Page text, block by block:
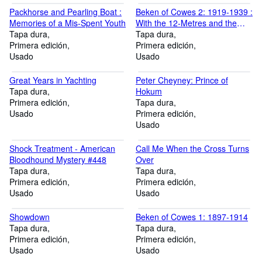
Packhorse and Pearling Boat :
Memories of a Mis-Spent Youth
Tapa dura
Primera edición
Usado
Beken of Cowes 2: 1919-1939 :
With the 12-Metres and the
America's Cup and One
Designs and the Metre Boats
Tapa dura
Primera edición
Usado
Great Years in Yachting
Tapa dura
Primera edición
Usado
Peter Cheyney: Prince of
Hokum
Tapa dura
Primera edición
Usado
Shock Treatment - American
Bloodhound Mystery #448
Tapa dura
Primera edición
Usado
Call Me When the Cross Turns
Over
Tapa dura
Primera edición
Usado
Showdown
Tapa dura
Primera edición
Usado
Beken of Cowes 1: 1897-1914
Tapa dura
Primera edición
Usado